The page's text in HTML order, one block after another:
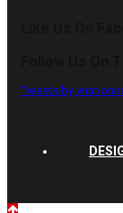
Tweets by